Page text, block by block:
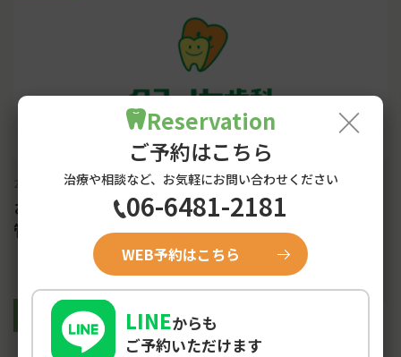
2020-06-19
お子様について・・・乳幼児から始まるお口の健康
管理②
子ども
×
Reservation
ご予約はこちら
治療や相談など、お気軽にお問い合わせください
06-6481-2181
WEB予約はこちら
LINEからも
ご予約いただけます